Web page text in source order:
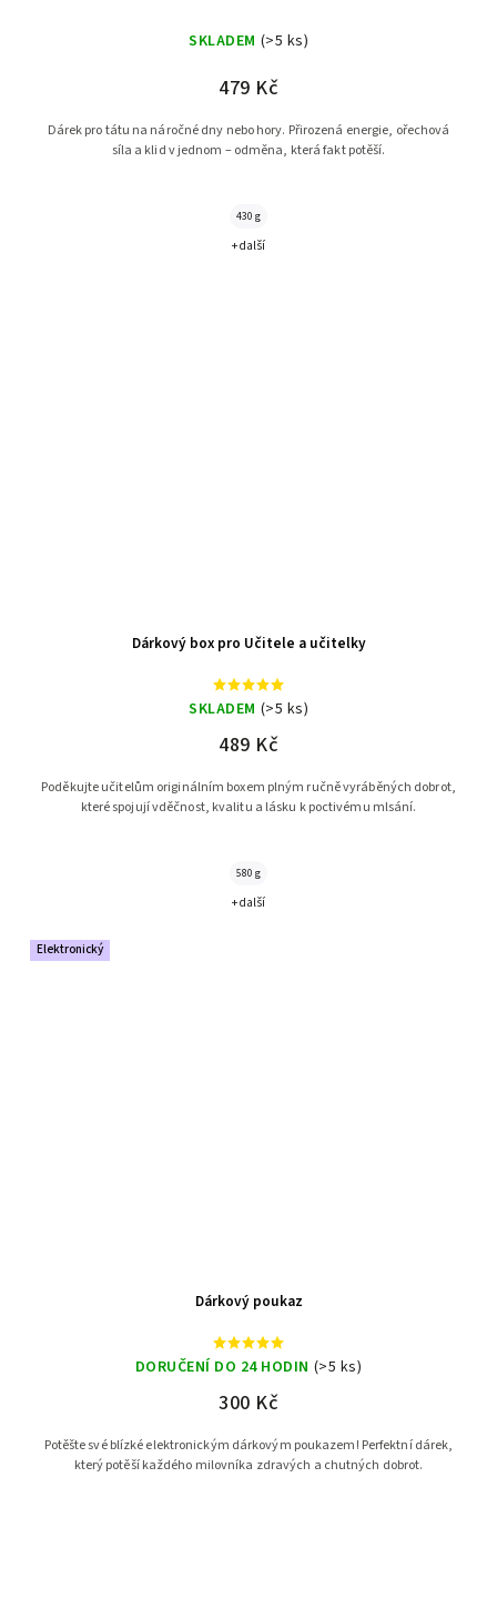
SKLADEM (>5 ks)
479 Kč
Dárek pro tátu na náročné dny nebo hory. Přirozená energie, ořechová
síla a klid v jednom – odměna, která fakt potěší.
430 g
+ další
Dárkový box pro Učitele a učitelky
SKLADEM (>5 ks)
489 Kč
Poděkujte učitelům originálním boxem plným ručně vyráběných dobrot,
které spojují vděčnost, kvalitu a lásku k poctivému mlsání.
580 g
+ další
Elektronický
Dárkový poukaz
DORUČENÍ DO 24 HODIN (>5 ks)
300 Kč
Potěšte své blízké elektronickým dárkovým poukazem! Perfektní dárek,
který potěší každého milovníka zdravých a chutných dobrot.